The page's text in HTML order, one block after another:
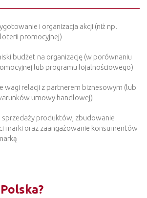
i organizacja akcji (niż np.
promocyjnej)
budżet na organizację (w porównaniu
lub programu lojalnościowego)
wagi relacji z partnerem biznesowym (lub
umowy handlowej)
sprzedaży produktów, zbudowanie
marki oraz zaangażowanie konsumentów